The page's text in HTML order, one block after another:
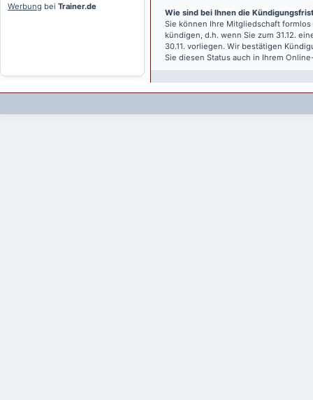
Werbung bei Trainer.de
Wie sind bei Ihnen die
Sie können Ihre Mitgliedschaft
kündigen, d.h. wenn Sie zum 31.12.
30.11. vorliegen. Wir bestätigen
Sie diesen Status auch in Ihrem